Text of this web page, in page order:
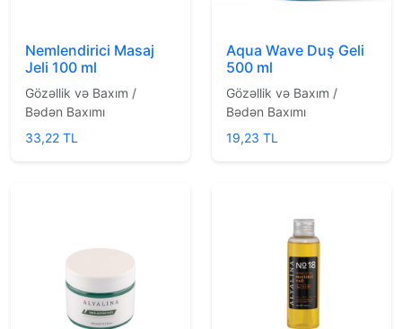
Nemlendirici Masaj
Jeli 100 ml
Gözəllik və Baxım /
Bədən Baxımı
33,22 TL
Aqua Wave Duş Geli
500 ml
Gözəllik və Baxım /
Bədən Baxımı
19,23 TL